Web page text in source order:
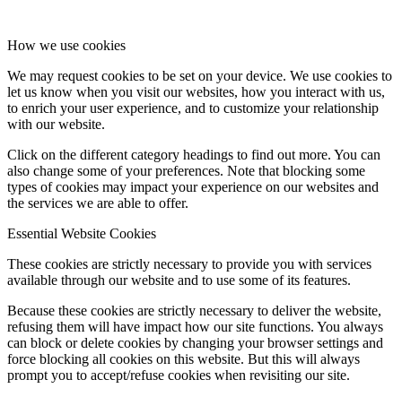
How we use cookies
We may request cookies to be set on your device. We use cookies to
let us know when you visit our websites, how you interact with us,
to enrich your user experience, and to customize your relationship
with our website.
Click on the different category headings to find out more. You can
also change some of your preferences. Note that blocking some
types of cookies may impact your experience on our websites and
the services we are able to offer.
Essential Website Cookies
These cookies are strictly necessary to provide you with services
available through our website and to use some of its features.
Because these cookies are strictly necessary to deliver the website,
refusing them will have impact how our site functions. You always
can block or delete cookies by changing your browser settings and
force blocking all cookies on this website. But this will always
prompt you to accept/refuse cookies when revisiting our site.